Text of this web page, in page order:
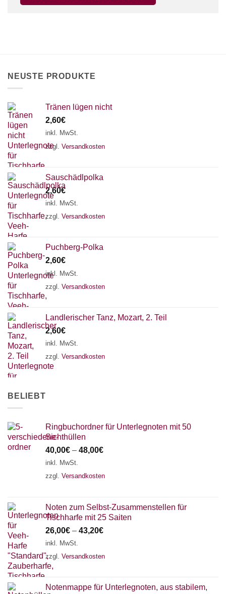
NEUSTE PRODUKTE
Tränen lügen nicht
2,60€
inkl. MwSt.
zzgl. Versandkosten
Sauschädlpolka
2,60€
inkl. MwSt.
zzgl. Versandkosten
Puchberg-Polka
2,60€
inkl. MwSt.
zzgl. Versandkosten
Landlerischer Tanz, Mozart, 2. Teil
2,60€
inkl. MwSt.
zzgl. Versandkosten
BELIEBT
Ringbuchordner für Unterlegnoten mit 50
Sichthüllen
40,00€ – 48,00€
inkl. MwSt.
zzgl. Versandkosten
Noten zum Selbst-Zusammenstellen für
Tischharfe mit 25 Saiten
26,00€ – 43,20€
inkl. MwSt.
zzgl. Versandkosten
Notenmappe für Unterlegnoten, aus stabilem,
Chat Support
18 SAITEN 21 SAITEN